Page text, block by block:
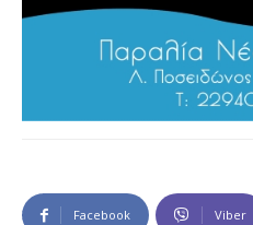
Facebook Viber